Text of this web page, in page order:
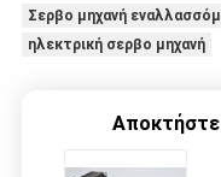
Σερβο μηχανή
ηλεκτρική σερβο μηχανή
Αποκτήστε